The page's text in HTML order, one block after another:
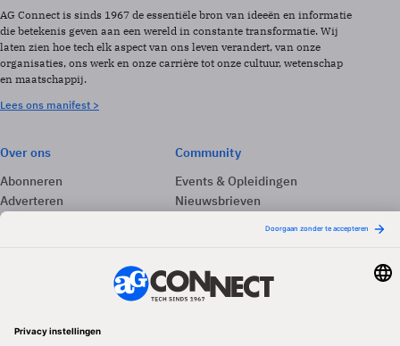
AG Connect is sinds 1967 de essentiële bron van ideeën en informatie
die betekenis geven aan een wereld in constante transformatie. Wij
laten zien hoe tech elk aspect van ons leven verandert, van onze
organisaties, ons werk en onze carrière tot onze cultuur, wetenschap
en maatschappij.
Lees ons manifest >
Over ons
Abonneren
Adverteren
Contact
Community
Events & Opleidingen
Nieuwsbrieven